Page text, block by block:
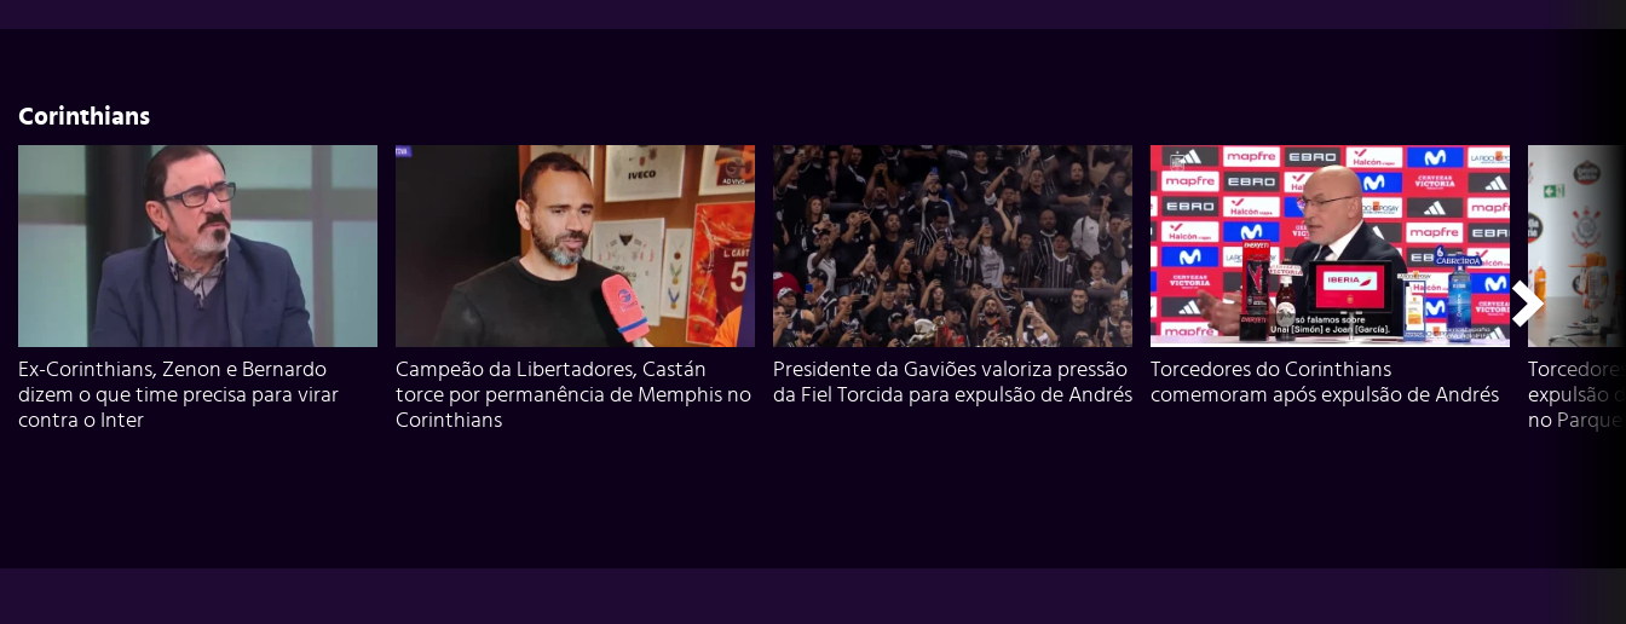
Corinthians
Ex-Corinthians, Zenon e Bernardo
dizem o que time precisa para virar
contra o Inter
Campeão da Libertadores, Castán
torce por permanência de Memphis no
Corinthians
Presidente da Gaviões valoriza pressão
da Fiel Torcida para expulsão de Andrés
Torcedores do Corinthians
comemoram após expulsão de Andrés
expulsão
no Parque